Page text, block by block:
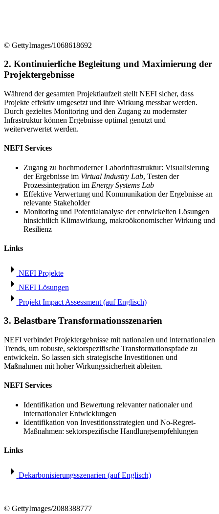
© GettyImages/1068618692
2. Kontinuierliche Begleitung und Maximierung der
Projektergebnisse
Während der gesamten Projektlaufzeit stellt NEFI sicher, dass
Projekte effektiv umgesetzt und ihre Wirkung messbar werden.
Durch gezieltes Monitoring und den Zugang zu modernster
Infrastruktur können Ergebnisse optimal genutzt und
weiterverwertet werden.
NEFI Services
Zugang zu hochmoderner Laborinfrastruktur: Visualisierung
der Ergebnisse im Virtual Industry Lab, Testen der
Prozessintegration im Energy Systems Lab
Effektive Verwertung und Kommunikation der Ergebnisse an
relevante Stakeholder
Monitoring und Potentialanalyse der entwickelten Lösungen
hinsichtlich Klimawirkung, makroökonomischer Wirkung und
Resilienz
Links
NEFI Projekte
NEFI Lösungen
Projekt Impact Assessment (auf Englisch)
3. Belastbare Transformationsszenarien
NEFI verbindet Projektergebnisse mit nationalen und internationalen
Trends, um robuste, sektorspezifische Transformationspfade zu
entwickeln. So lassen sich strategische Investitionen und
Maßnahmen mit hoher Wirkungssicherheit ableiten.
NEFI Services
Identifikation und Bewertung relevanter nationaler und
internationaler Entwicklungen
Identifikation von Investitionsstrategien und No-Regret-
Maßnahmen: sektorspezifische Handlungsempfehlungen
Links
Dekarbonisierungsszenarien (auf Englisch)
© GettyImages/2088388777